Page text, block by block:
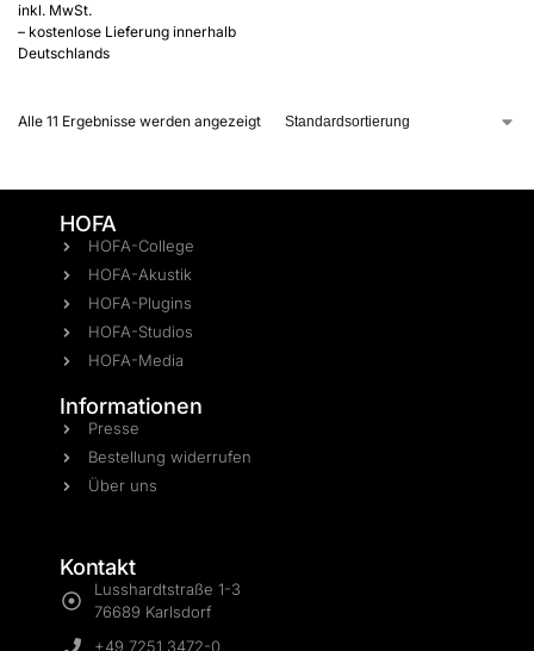
inkl. MwSt.
– kostenlose Lieferung innerhalb
Deutschlands
Alle 11 Ergebnisse werden angezeigt
HOFA
HOFA-College
HOFA-Akustik
HOFA-Plugins
HOFA-Studios
HOFA-Media
Informationen
Presse
Bestellung widerrufen
Über uns
Kontakt
Lusshardtstraße 1-3
76689 Karlsdorf
+49 7251 3472-0